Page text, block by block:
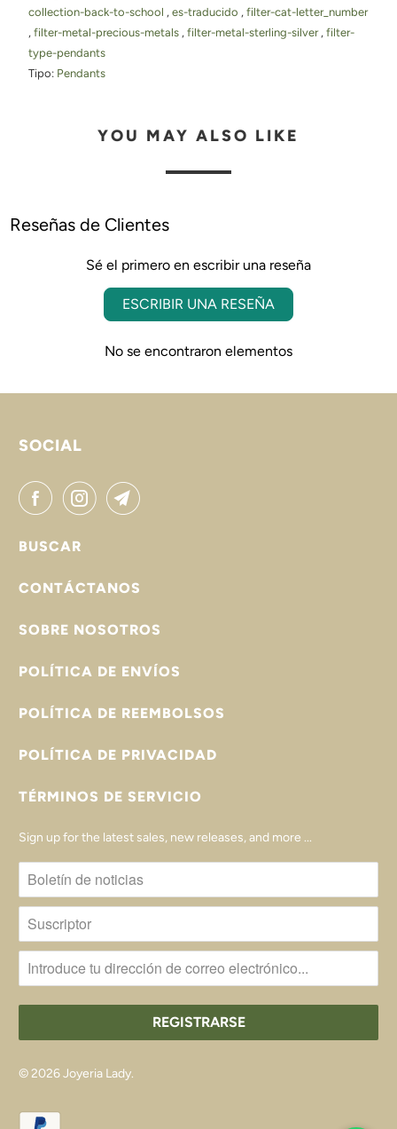
collection-back-to-school , es-traducido , filter-cat-letter_number
, filter-metal-precious-metals , filter-metal-sterling-silver , filter-
type-pendants
Tipo: Pendants
YOU MAY ALSO LIKE
Reseñas de Clientes
Sé el primero en escribir una reseña
ESCRIBIR UNA RESEÑA
No se encontraron elementos
SOCIAL
BUSCAR
CONTÁCTANOS
SOBRE NOSOTROS
POLÍTICA DE ENVÍOS
POLÍTICA DE REEMBOLSOS
POLÍTICA DE PRIVACIDAD
TÉRMINOS DE SERVICIO
Sign up for the latest sales, new releases, and more ...
© 2026Joyeria Lady.